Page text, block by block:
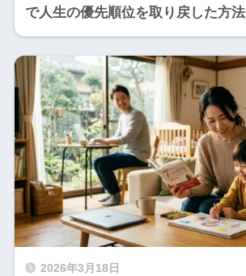
で人生の優先順位を取り戻した方法
2026年3月18日